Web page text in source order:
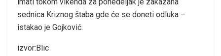
sednica Kriznog štaba gde će se doneti odluka –
istakao je Gojković.
izvor:Blic